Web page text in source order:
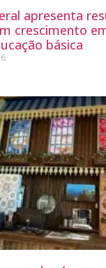
apresenta
crescimento
básica